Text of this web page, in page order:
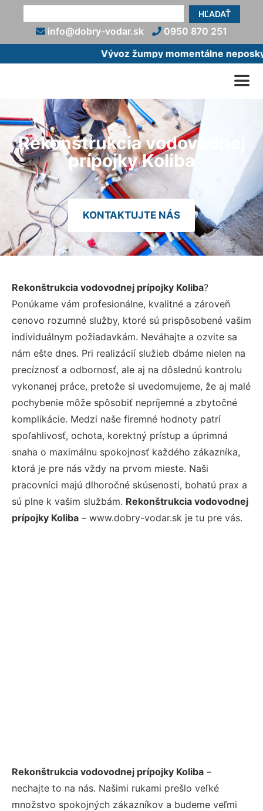
HĽADAŤ
info@dobry-vodar.sk
0950 870 251
Vývoz žumpy momentálne
Rekonštrukcia vodovodnej
prípojky Koliba
KONTAKTUJTE NÁS
Rekonštrukcia vodovodnej prípojky Koliba?
Ponúkame vám profesionálne, kvalitné a zároveň
cenovo rozumné služby, ktoré sú prispôsobené vašim
individuálnym požiadavkám. Neváhajte a ozvite sa
nám ešte dnes. Pri realizácií služieb dbáme nielen na
precíznosť a odbornosť, ale aj na dôslednú kontrolu
vykonanej práce, pretože si uvedomujeme, že aj malé
pochybenie môže spôsobiť nepríjemné a zbytočné
komplikácie. Medzi naše firemné hodnoty patrí
spoľahlivosť, ochota, korektný prístup a úprimná
snaha o maximálnu spokojnosť každého zákazníka,
ktorá je pre nás vždy na prvom mieste. Naši
pracovníci majú dlhoročné skúsenosti, bohatú prax a
sú plne k vašim službám. Rekonštrukcia vodovodnej
prípojky Koliba – www.dobry-vodar.sk je tu pre vás.
Rekonštrukcia vodovodnej prípojky Koliba –
nechajte to na nás. Našimi rukami prešlo veľké
množstvo spokojných zákazníkov a budeme veľmi